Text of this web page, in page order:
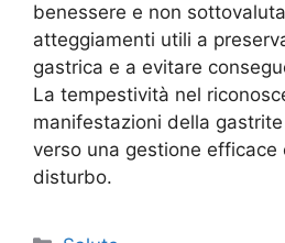
benessere e non
atteggiamenti utili a
gastrica e a evitare
La tempestività nel
manifestazioni della
verso una gestione efficace
disturbo.